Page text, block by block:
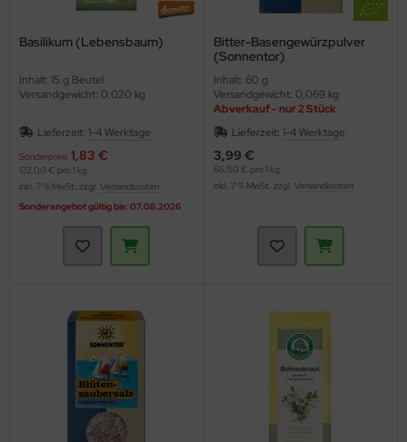
Basilikum (Lebensbaum)
Inhalt: 15 g Beutel
Versandgewicht: 0,020 kg
Lieferzeit: 1-4 Werktage
Sonderpreis 1,83 €
122,00 € pro 1 kg
inkl. 7 % MwSt. zzgl. Versandkosten
Sonderangebot gültig bis: 07.08.2026
Bitter-Basengewürzpulver
(Sonnentor)
Inhalt: 60 g
Versandgewicht: 0,069 kg
Abverkauf - nur 2 Stück
Lieferzeit: 1-4 Werktage
3,99 €
66,50 € pro 1 kg
inkl. 7 % MwSt. zzgl. Versandkosten